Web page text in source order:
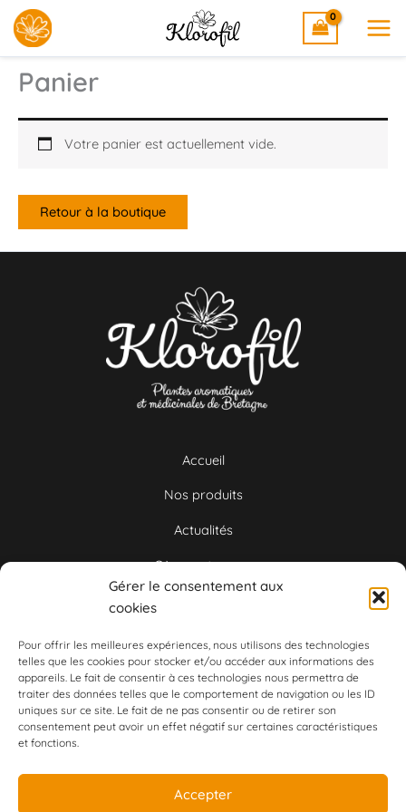
Gérer le consentement aux
cookies
Pour offrir les meilleures expériences, nous utilisons des technologies
telles que les cookies pour stocker et/ou accéder aux informations des
appareils. Le fait de consentir à ces technologies nous permettra de
traiter des données telles que le comportement de navigation ou les ID
uniques sur ce site. Le fait de ne pas consentir ou de retirer son
consentement peut avoir un effet négatif sur certaines caractéristiques
et fonctions.
Accepter
Aller
au
contenu
Panier
Votre panier est actuellement vide.
Retour à la boutique
Accueil
Nos produits
Actualités
Où nous trouver
Marie-Emmanuelle
Courrio
06 31 33 74 24